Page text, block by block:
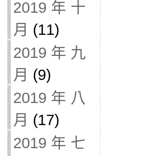
2019 年 十
月 (11)
2019 年 九
月 (9)
2019 年 八
月 (17)
2019 年 七